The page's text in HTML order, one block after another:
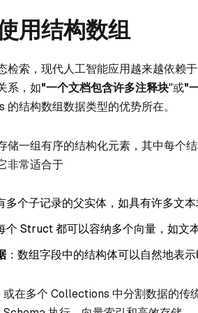
用结构数组
检索，现代人工智能应用越来越依赖
系，如"一个文档包含许多注释块"或"
结构数组数据类型的优势所在。
储一组有序的结构化元素，其中每个
非常适合于
多个子记录的父实体，如具有许多文
个 Struct 都可以容纳多个向量，如文
：数组字段中的结构体可以自然地表示
在多个 Collections 中分割数据的传